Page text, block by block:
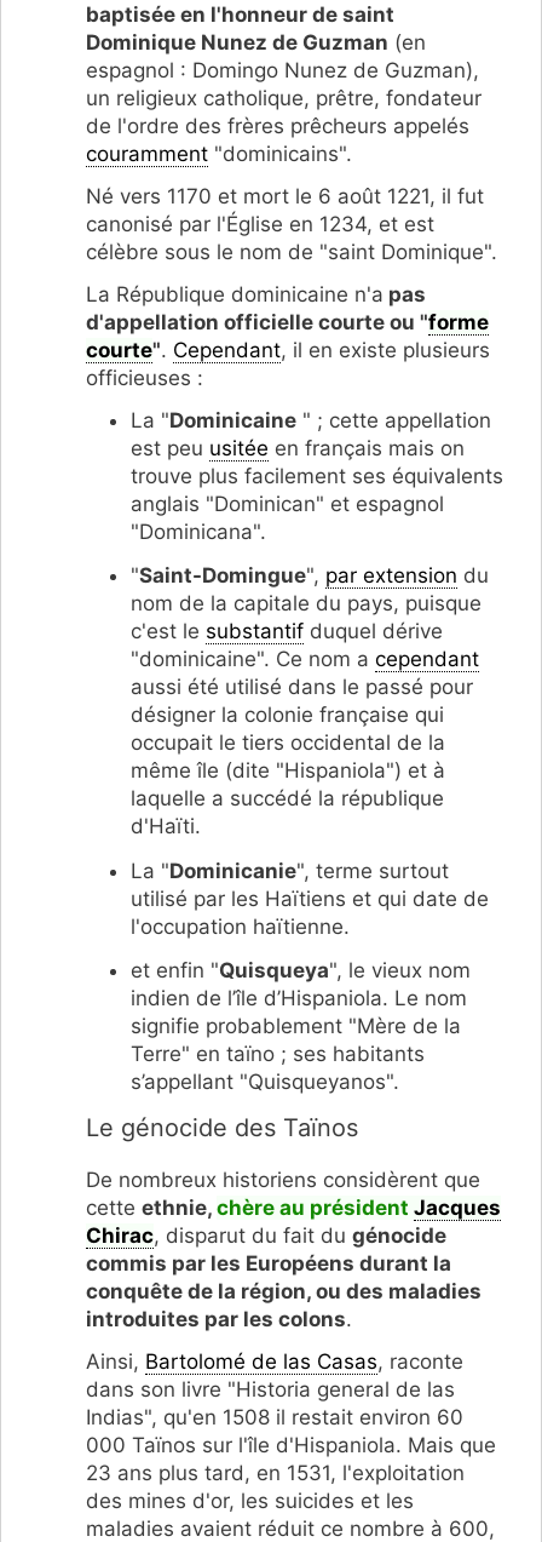
baptisée en l'honneur de saint
Dominique Nunez de Guzman (en
espagnol : Domingo Nunez de Guzman),
un religieux catholique, prêtre, fondateur
de l'ordre des frères prêcheurs appelés
couramment "dominicains".
Né vers 1170 et mort le 6 août 1221, il fut
canonisé par l'Église en 1234, et est
célèbre sous le nom de "saint Dominique".
La République dominicaine n'a pas
d'appellation officielle courte ou "forme
courte". Cependant, il en existe plusieurs
officieuses :
La "Dominicaine" ; cette appellation
est peu usitée en français mais on
trouve plus facilement ses équivalents
anglais "Dominican" et espagnol
"Dominicana".
"Saint-Domingue", par extension du
nom de la capitale du pays, puisque
c'est le substantifduquel dérive
"dominicaine". Ce nom a cependant
aussi été utilisé dans le passé pour
désigner la colonie française qui
occupait le tiers occidental de la
même île (dite "Hispaniola") et à
laquelle a succédé la république
d'Haïti.
La "Dominicanie", terme surtout
utilisé par les Haïtiens et qui date de
l'occupation haïtienne.
et enfin "Quisqueya", le vieux nom
indien de l’île d’Hispaniola. Le nom
signifie probablement "Mère de la
Terre" en taïno ; ses habitants
s’appellant "Quisqueyanos".
Le génocide des Taïnos
De nombreux historiens considèrent que
cette ethnie, chère au président Jacques
Chirac, disparut du fait du génocide
commis par les Européens durant la
conquête de la région, ou des maladies
introduites par les colons.
Ainsi, Bartolomé de las Casas, raconte
dans son livre "Historia general de las
Indias", qu'en 1508 il restait environ 60
000 Taïnos sur l'île d'Hispaniola. Mais que
23 ans plus tard, en 1531, l'exploitation
des mines d'or, les suicides et les
maladies avaient réduit ce nombre à 600,